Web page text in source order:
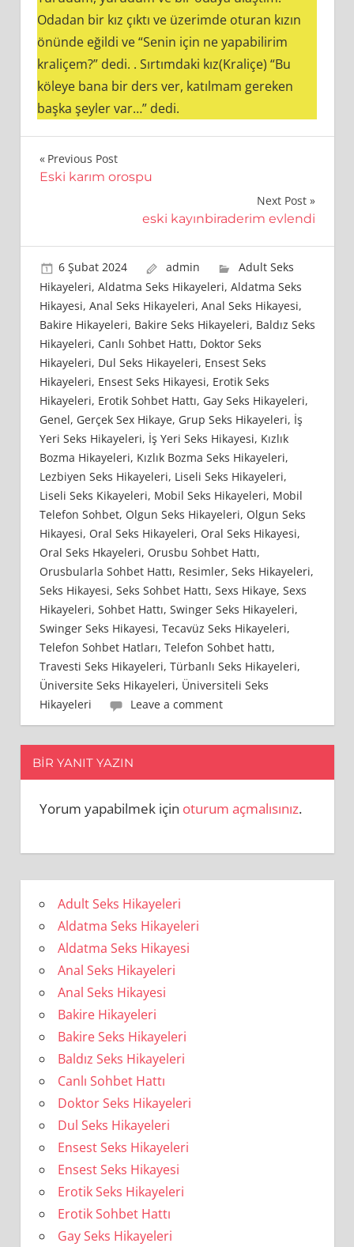
Odadan bir kız çıktı ve üzerimde oturan kızın
önünde eğildi ve “Senin için ne yapabilirim
kraliçem?” dedi. . Sırtımdaki kız(Kraliçe) “Bu
köleye bana bir ders ver, katılmam gereken
başka şeyler var…” dedi.
Yazı
Previous Post
Eski karım orospu
Next Post
eski kayınbiraderim evlendi
6 Şubat 2024 admin
Adult Seks
Hikayeleri, Aldatma Seks Hikayeleri, Aldatma Seks
Hikayesi, Anal Seks Hikayeleri, Anal Seks Hikayesi,
Bakire Hikayeleri, Bakire Seks Hikayeleri, Baldız Seks
Hikayeleri, Canlı Sohbet Hattı, Doktor Seks
Hikayeleri, Dul Seks Hikayeleri, Ensest Seks
Hikayeleri, Ensest Seks Hikayesi, Erotik Seks
Hikayeleri, Erotik Sohbet Hattı, Gay Seks Hikayeleri,
Genel, Gerçek Sex Hikaye, Grup Seks Hikayeleri, İş
Yeri Seks Hikayeleri, İş Yeri Seks Hikayesi, Kızlık
Bozma Hikayeleri, Kızlık Bozma Seks Hikayeleri,
Lezbiyen Seks Hikayeleri, Liseli Seks Hikayeleri,
Liseli Seks Kikayeleri, Mobil Seks Hikayeleri, Mobil
Telefon Sohbet, Olgun Seks Hikayeleri, Olgun Seks
Hikayesi, Oral Seks Hikayeleri, Oral Seks Hikayesi,
Oral Seks Hkayeleri, Orusbu Sohbet Hattı,
Orusbularla Sohbet Hattı, Resimler, Seks Hikayeleri,
Seks Hikayesi, Seks Sohbet Hattı, Sexs Hikaye, Sexs
Hikayeleri, Sohbet Hattı, Swinger Seks Hikayeleri,
Swinger Seks Hikayesi, Tecavüz Seks Hikayeleri,
Telefon Sohbet Hatları, Telefon Sohbet hattı,
Travesti Seks Hikayeleri, Türbanlı Seks Hikayeleri,
Üniversite Seks Hikayeleri, Üniversiteli Seks
Hikayeleri
Leave a comment
BIR YANIT YAZIN
Yorum yapabilmek için oturum açmalısınız.
Adult Seks Hikayeleri
Aldatma Seks Hikayeleri
Aldatma Seks Hikayesi
Anal Seks Hikayeleri
Anal Seks Hikayesi
Bakire Hikayeleri
Bakire Seks Hikayeleri
Baldız Seks Hikayeleri
Canlı Sohbet Hattı
Doktor Seks Hikayeleri
Dul Seks Hikayeleri
Ensest Seks Hikayeleri
Ensest Seks Hikayesi
Erotik Seks Hikayeleri
Erotik Sohbet Hattı
Gay Seks Hikayeleri